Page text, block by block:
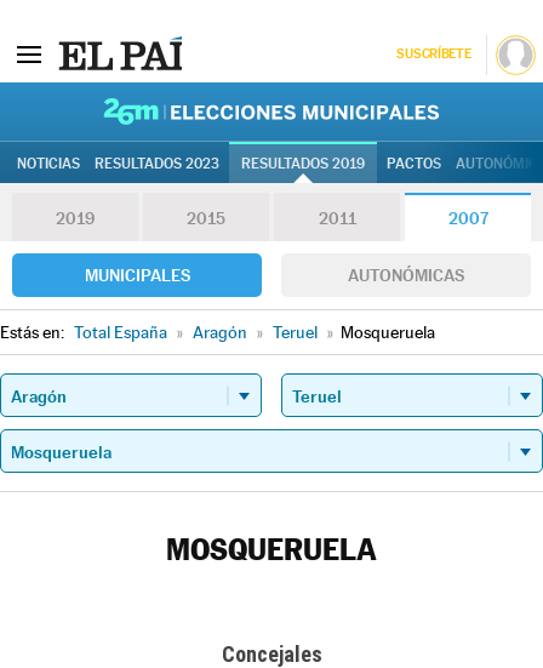
SUSCRÍBETE
NOTICIAS RESULTADOS 2023 RESULTADOS 2019 PACTOS
2019 2015 2011 2007
MUNICIPALES AUTONÓMICAS
Estás en: Total España » Aragón » Teruel » Mosqueruela
MOSQUERUELA
Concejales